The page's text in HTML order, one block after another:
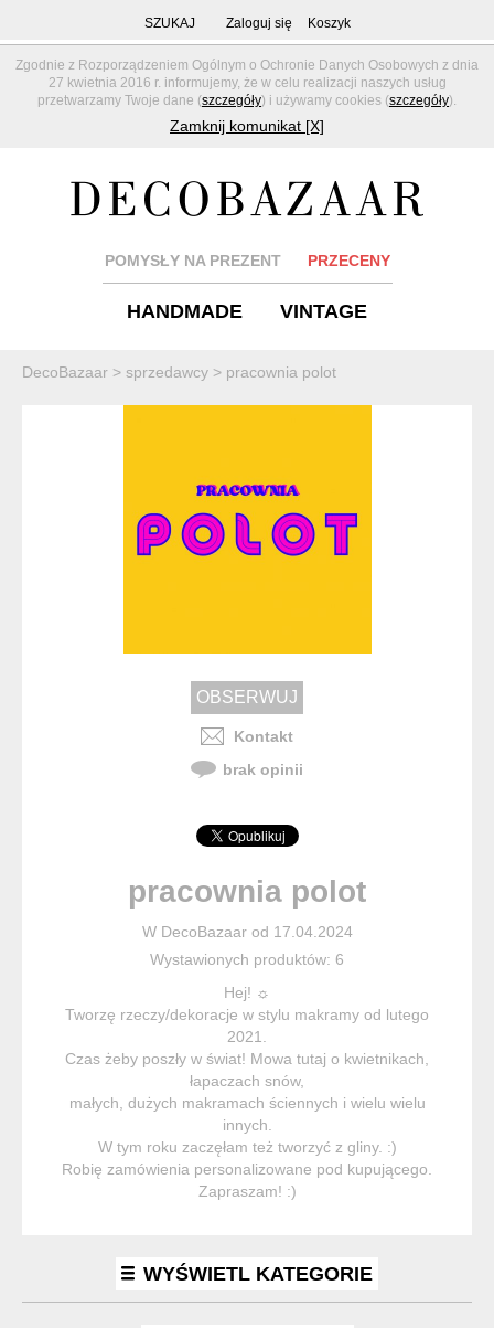
Zgodnie z Rozporządzeniem Ogólnym o Ochronie Danych Osobowych z dnia
27 kwietnia 2016 r. informujemy, że w celu realizacji naszych usług
przetwarzamy Twoje dane (szczegóły) i używamy cookies (szczegóły).
Zamknij komunikat [X]
SZUKAJ Zaloguj się Koszyk
POMYSŁY NA PREZENT PRZECENY
HANDMADE VINTAGE
DecoBazaar > sprzedawcy > pracownia polot
Kontakt
brak opinii
pracownia polot
W DecoBazaar od 17.04.2024
Wystawionych produktów: 6
Hej! ☼
Tworzę rzeczy/dekoracje w stylu makramy od lutego
2021.
Czas żeby poszły w świat! Mowa tutaj o kwietnikach,
łapaczach snów,
małych, dużych makramach ściennych i wielu wielu
innych.
W tym roku zaczęłam też tworzyć z gliny. :)
Robię zamówienia personalizowane pod kupującego.
Zapraszam! :)
WYŚWIETL KATEGORIE